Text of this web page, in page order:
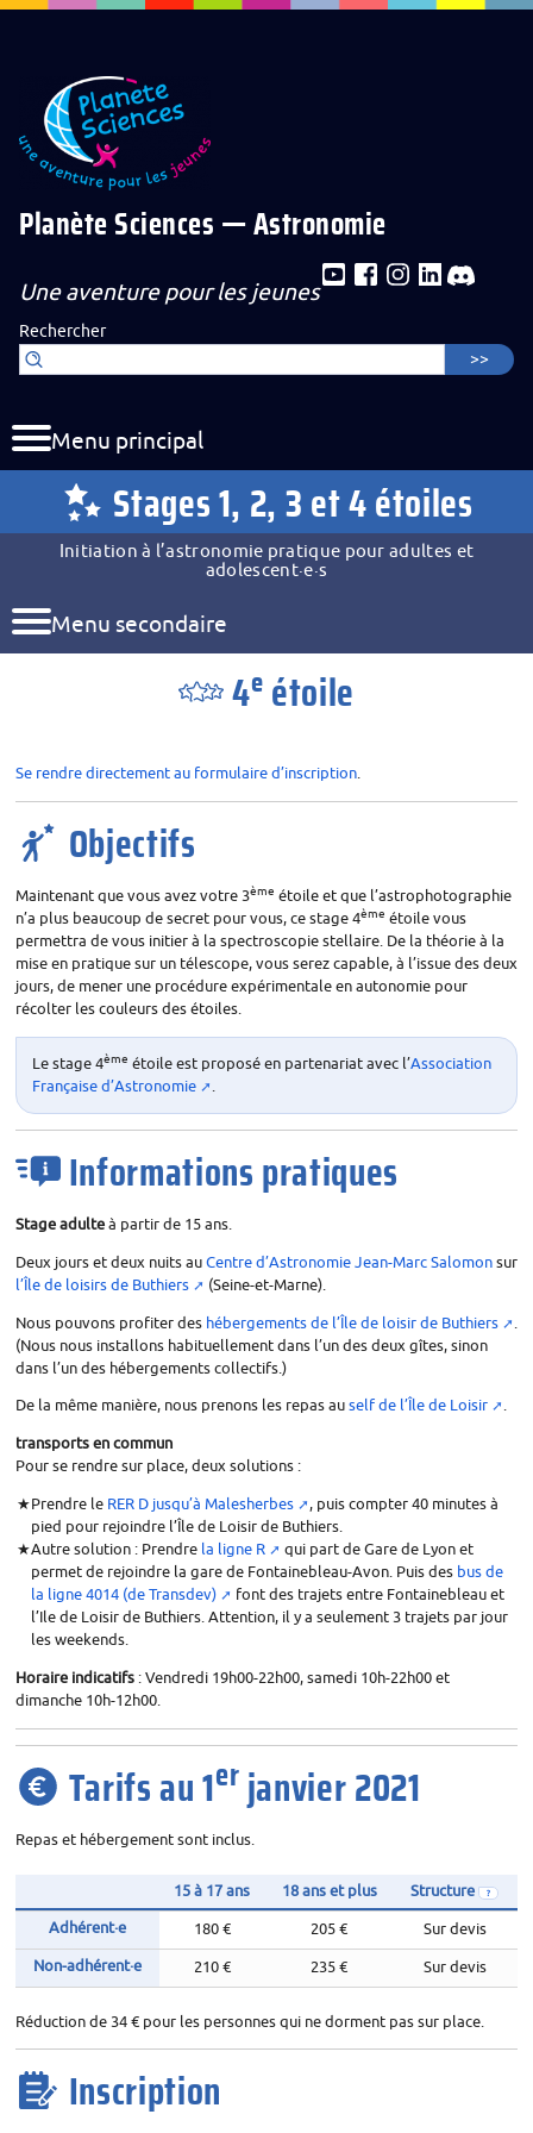
Aller au contenu de la page
Aller au formulaire de recherche
Planète Sciences — Astronomie
Une aventure pour les jeunes
Rechercher
Menu principal
Stages 1, 2, 3 et 4 étoiles
Initiation à l’astronomie pratique pour adultes et
adolescent·e·s
Menu secondaire
4e étoile
Se rendre directement au formulaire d’inscription.
Objectifs
Maintenant que vous avez votre 3ème étoile et que l’astrophotographie
n’a plus beaucoup de secret pour vous, ce stage 4ème étoile vous
permettra de vous initier à la spectroscopie stellaire. De la théorie à la
mise en pratique sur un télescope, vous serez capable, à l’issue des deux
jours, de mener une procédure expérimentale en autonomie pour
récolter les couleurs des étoiles.
Le stage 4ème étoile est proposé en partenariat avec l’Association
Française d’Astronomie
.
Informations pratiques
Stage adulteà partir de 15 ans.
Deux jours et deux nuits auCentre d’Astronomie Jean-Marc Salomonsur
l’Île de loisirs de Buthiers
(Seine-et-Marne).
Nous pouvons profiter des hébergements de l’Île de loisir de Buthiers
.
(Nous nous installons habituellement dans l’un des deux gîtes, sinon
dans l’un des hébergements collectifs.)
De la même manière, nous prenons les repas auself de l’Île de Loisir
.
transports en commun
Pour se rendre sur place, deux solutions :
Prendre le RERD jusqu’à Malesherbes
, puis compter 40 minutes à
pied pour rejoindre l’Île de Loisir de Buthiers.
Autre solution : Prendre la ligne R
qui part de Gare de Lyon et
permet de rejoindre la gare de Fontainebleau-Avon. Puis des bus de
la ligne 4014 (de Transdev)
font des trajets entre Fontainebleau et
l’Ile de Loisir de Buthiers. Attention, il y a seulement 3 trajets par jour
les weekends.
Horaire indicatifs: Vendredi 19h00-22h00, samedi 10h-22h00 et
dimanche 10h-12h00.
Tarifs au 1 er janvier 2021
Repas et hébergement sont inclus.
Tarifs des stages 4 étoile
15 à 17 ans 18 ans et plus
Structure
Adhérent·e 180 € 205 €
Sur devis
Non-adhérent·e 210 € 235 € Sur devis
Réduction de 34 € pour les personnes qui ne dorment pas sur place.
Inscription